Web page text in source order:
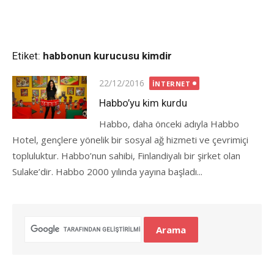
Etiket: habbonun kurucusu kimdir
Posted
on
22/12/2016 İNTERNET
Habbo’yu kim kurdu
Habbo, daha önceki adıyla Habbo
Hotel, gençlere yönelik bir sosyal ağ hizmeti ve çevrimiçi
topluluktur. Habbo’nun sahibi, Finlandiyalı bir şirket olan
Sulake’dir. Habbo 2000 yılında yayına başladı...